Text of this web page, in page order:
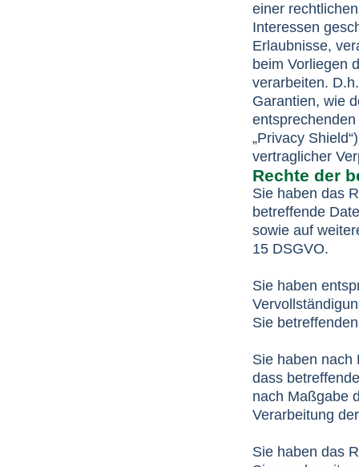
einer
Interessen
Erlaubnisse,
beim Vorliegen
verarbeiten.
Garantien, wie
„Privacy
vertraglicher
Rechte der
Sie haben das
betreffende
sowie auf
15 DSGVO.
Sie haben
Sie
Sie haben nach
dass
nach Maßgabe
Verarbeitung
Sie haben das